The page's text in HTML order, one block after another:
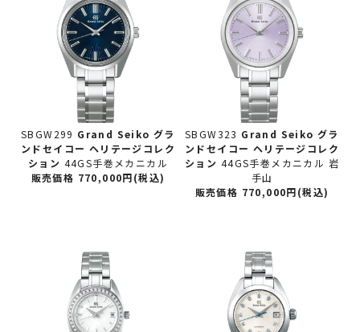
SBGW299 Grand Seiko グラ
ンドセイコー ヘリテージコレク
ション 44GS手巻メカニカル
販売価格 770,000円(税込)
SBGW323 Grand Seiko グラ
ンドセイコー ヘリテージコレク
ション 44GS手巻メカニカル 岩
手山
販売価格 770,000円(税込)